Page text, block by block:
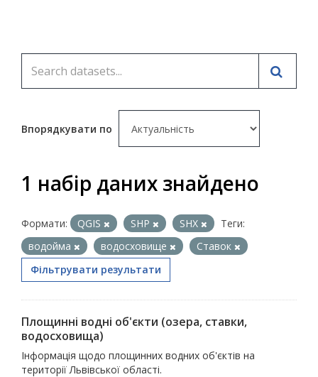
Впорядкувати по
1 набір даних знайдено
Формати: QGIS SHP SHX
Теги:
водойма
водосховище
Ставок
Фільтрувати результати
Площинні водні об'єкти (озера, ставки,
водосховища)
Інформація щодо площинних водних об'єктів на
території Львівської області.